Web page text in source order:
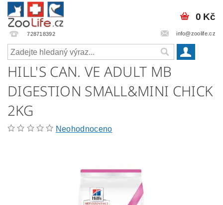
728718392 info@zoolife.cz
0 Kč
HILL'S CAN. VE ADULT MB
DIGESTION SMALL&MINI CHICK
2KG
Neohodnoceno